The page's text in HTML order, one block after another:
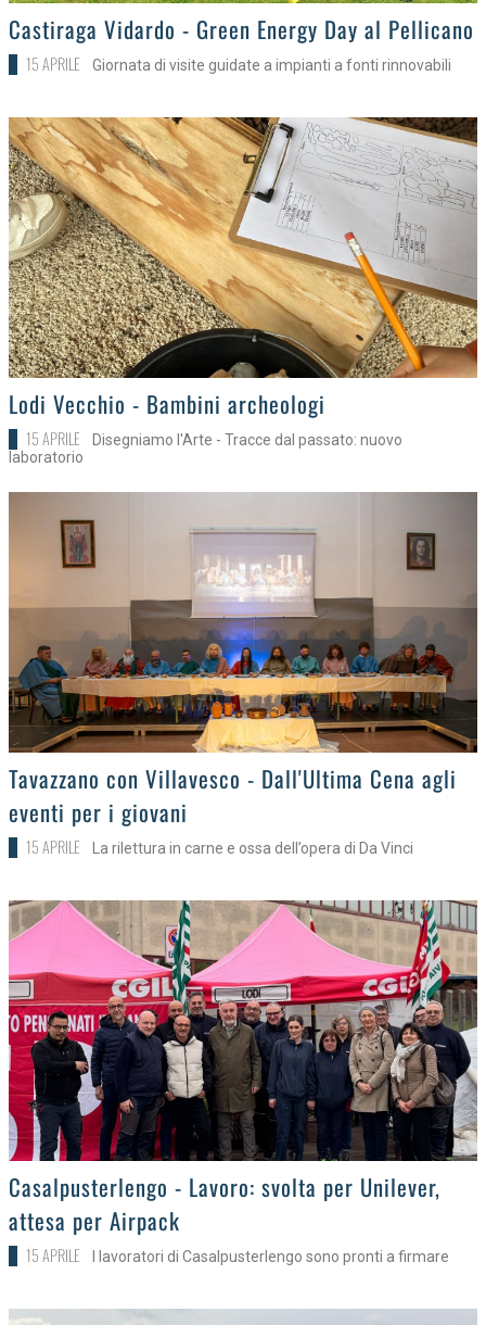
>
Castiraga Vidardo - Green Energy Day al Pellicano
15 APRILE Giornata di visite guidate a impianti a fonti rinnovabili
>Lodi Vecchio - Bambini archeologi
15 APRILE
Disegniamo l'Arte - Tracce dal passato: nuovo
laboratorio
>
Tavazzano con Villavesco - Dall'Ultima Cena agli
eventi per i giovani
15 APRILE La rilettura in carne e ossa dell’opera di Da Vinci
>
Casalpusterlengo - Lavoro: svolta per Unilever,
attesa per Airpack
15 APRILE I lavoratori di Casalpusterlengo sono pronti a firmare